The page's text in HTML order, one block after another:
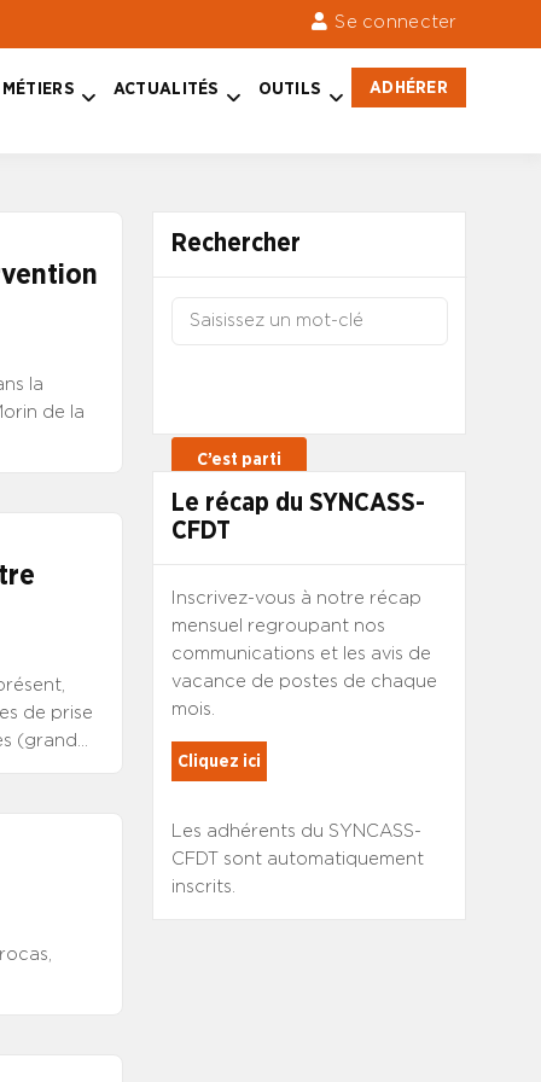
Se connecter
MÉTIERS ACTUALITÉS OUTILS ADHÉRER
la
de la
de prise
(grand
aux
Rechercher
Le récap du SYNCASS-
CFDT
Inscrivez-vous à notre récap
mensuel regroupant nos
communications et les avis de
vacance de postes de chaque
mois.
Cliquez ici
Les adhérents du SYNCASS-
CFDT sont automatiquement
inscrits.